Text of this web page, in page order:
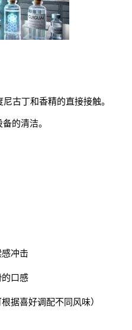
古丁和香精的直接接触。
的清洁。
冲击
口感
据喜好调配不同风味）